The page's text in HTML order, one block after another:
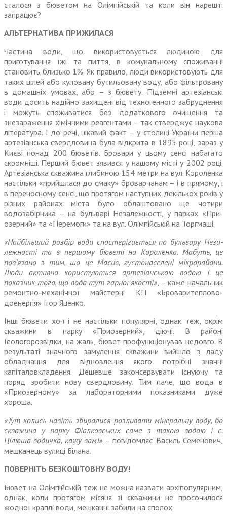
сталося з бюветом на Олімпійській та коли він нарешті
запрацює?
АЛЬТЕРНАТИВА ПРИЖИЛАСЯ
Частина води, що використову­ється людиною для
приготування їжі та пиття, в комунальному спо­живанні
становить близько 1%. Як правило, люди використовують для
таких цілей або куповану бутильовану воду, або фільтро­вану
в домашніх умовах, або – з бювету. Підземні артезіанські
води досить надійно захищені від тех­ногенного забруднення
і можуть споживатися без додаткового очищення та
знезараження хіміч­ними реагентами – так стверджує наукова
література. І до речі, цікавий факт – у столиці України перша
артезіанська свердловина була відкрита в 1895 році, зараз у
Києві понад 200 бюветів. Бровари у цьому сенсі набагато
скромніші. Перший бювет зявився у нашому місті у 2002 році.
Артезіанська скважина глибиною 154 метри на вул. Короленка
настільки «при­йшлася до смаку» броварчанам – і в прямому, і
в переносному сенсі, що протягом наступних декількох років у
різних районах міста було облаштовано ще чотири
водозабірника – на бульварі Незалежності, у парках «При­
озерний» та «Перемоги» та на вул. Олімпійській на Торгмаші.
«Найбільший розбір води спо­стерігається по бульвару Неза­
лежності та в першому бюветі на Короленка. Мабуть, це
пов’язано з тим, що це Масив, густонаселені мікрорайони.
Люди активно користуються артезіанською водою і це
показник того, що вода тут гарної якості», – каже начальник
ремонтно-механічної майстерні КП «Броваритеплово­
доенергія» Ігор Яценко.
Інші бювети хоч і не настільки популярні, однак теж, окрім
скважини в парку «Приозерний», діючі. В районі
Геологорозвідки, на жаль, бювет профункціонував недовго. В
результаті значного замулення скважини вийшло з ладу
обладнання для від­новлення якого потрібні значні
капіталовкладення. Дешевше законсервувати існуючу та
поряд зробити нову свердловину. Тим паче, що вода в
«Приозерному» за лабораторними показниками дуже
хороша.
«Тут колись навіть збиралися розливати мінеральну воду, бо
скважина у парку Фіалковських саме з такою водою і є.
Цілюща водичка, кажу вам!» – повідомляє Василь Семенович,
мешканець вулиці Білана.
ПОВЕРНІТЬ БЕЗКОШТОВНУ ВОДУ!
Бювет на Олімпійській теж не можна назвати архіпопулярним,
однак, коли протягом місяця зі скважини не просочилося
жодної краплі води, мешканці забили на сполох.